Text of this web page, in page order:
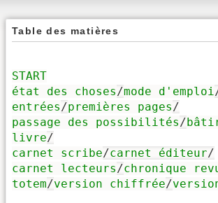
Table des matières
START
état des choses/mode d'emploi
entrées/premières pages/
passage des possibilités/
livre/
carnet scribe/carnet éditeur/
carnet lecteurs/chronique
totem/version chiffrée/